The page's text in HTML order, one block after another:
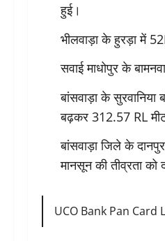
हुई।
भीलवाड़ा के हुरड़ा में
सवाई माधोपुर के
बांसवाड़ा के
बढ़कर 312.57 RL
बांसवाड़ा जिले के
मानसून की तीव्रता को
UCO Bank Pan Card